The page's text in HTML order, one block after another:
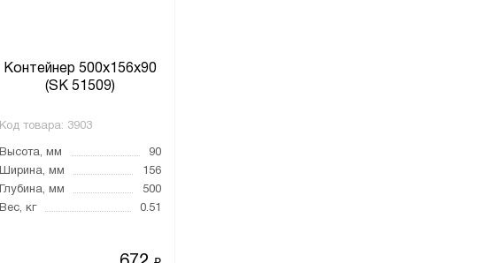
Контейнер 500х156х90
(SK 51509)
Код товара: 3903
Высота, мм
90
Ширина, мм
156
Глубина, мм
500
Вес, кг
0.51